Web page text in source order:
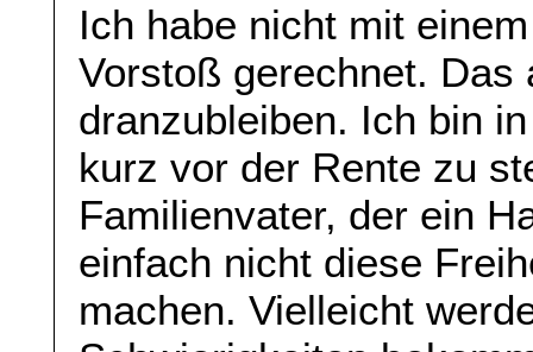
Ich habe nicht mit
Vorstoß gerechnet.
dranzubleiben. Ich bin
kurz vor der Rente zu
Familienvater, der ein
einfach nicht diese
machen. Vielleicht